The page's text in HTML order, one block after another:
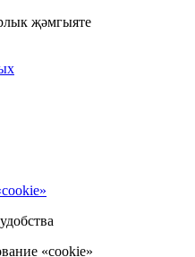
җәмгыяте
«cookie»